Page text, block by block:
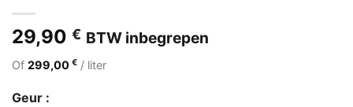
29,90 € BTW inbegrepen
Of 299,00 € / liter
Geur :